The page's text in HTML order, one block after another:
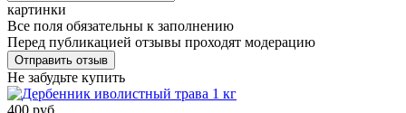
картинки
Все поля обязательны к заполнению
Перед публикацией отзывы проходят модерацию
Не забудьте купить
400 руб